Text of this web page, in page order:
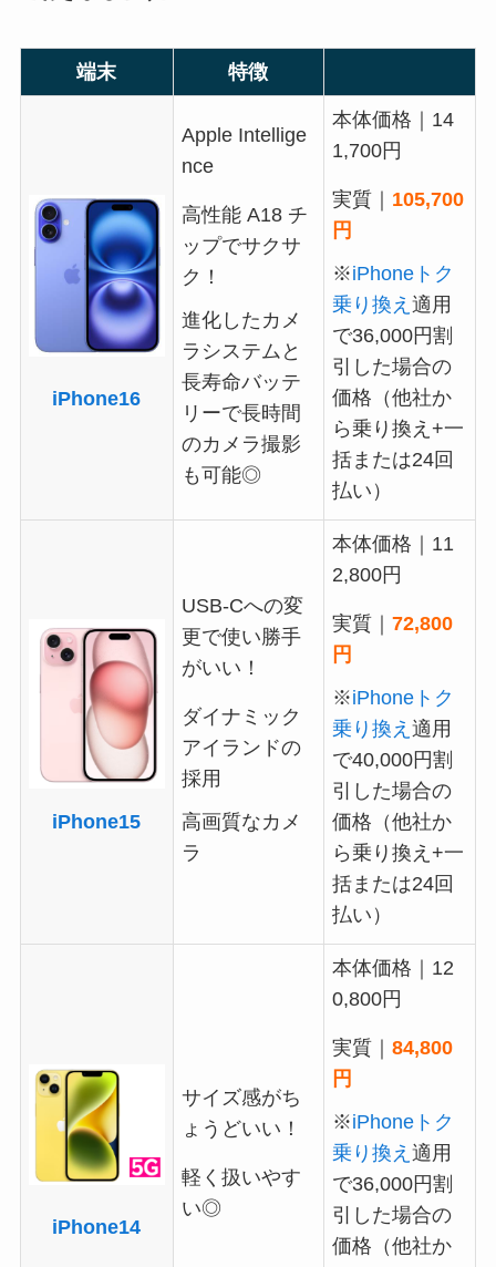
端末 特徴
iPhone16
Apple Intellige
nce
高性能 A18 チ
ップでサクサ
ク！
進化したカメ
ラシステムと
長寿命バッテ
リーで長時間
のカメラ撮影
も可能◎
本体価格｜14
1,700円
実質｜ 105,700
円
※iPhoneトク
乗り換え適用
で36,000円割
引した場合の
価格（他社か
ら乗り換え+一
括または24回
払い）
iPhone15
USB-Cへの変
更で使い勝手
がいい！
ダイナミック
アイランドの
採用
高画質なカメ
ラ
本体価格｜11
2,800円
実質｜72,800
円
※iPhoneトク
乗り換え適用
で40,000円割
引した場合の
価格（他社か
ら乗り換え+一
括または24回
払い）
iPhone14
サイズ感がち
ょうどいい！
軽く扱いやす
い◎
本体価格｜12
0,800円
実質｜84,800
円
※iPhoneトク
乗り換え適用
で36,000円割
引した場合の
価格（他社か